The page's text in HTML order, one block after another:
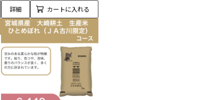
詳細 カートに入れる